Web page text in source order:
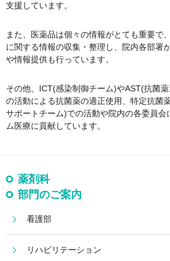
支援しています。
また、医薬品は個々の情報がとても重要で
に関する情報の収集・整理し、院内各部署
や情報提供も行っています。
その他、ICT(感染制御チーム)やAST(抗菌
の活動による抗菌薬の適正使用、特定抗菌
サポートチーム)での活動や院内の各委員会
ム医療に貢献しています。
薬剤科
部門のご案内
看護部
リハビリテーション